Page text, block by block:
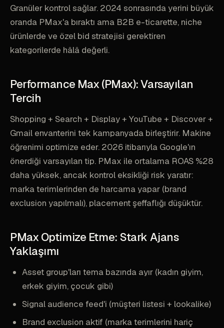
Granüler kontrol sağlar. 2024 sonrasında yerini büyük
oranda PMax'a bıraktı ama B2B e-ticarette, niche
ürünlerde ve özel bid stratejisi gerektiren
kategorilerde hâlâ değerli.
Performance Max (PMax): Varsayılan
Tercih
Shopping + Search + Display + YouTube + Discover +
Gmail envanterini tek kampanyada birleştirir. Makine
öğrenimi optimize eder. 2026 itibarıyla Google'ın
önerdiği varsayılan tip. PMax ile ortalama ROAS %28
daha yüksek, ancak kontrol eksikliği risk yaratır:
marka terimlerinden de harcama yapar (brand
exclusion yapılmalı), placement şeffaflığı düşüktür.
PMax Optimize Etme: Stark Ajans
Yaklaşımı
Asset group'ları tema bazında ayır (kadın giyim,
erkek giyim, çocuk gibi)
Signal audience feed'i (müşteri listesi + lookalike)
Brand exclusion aktif (marka terimlerini hariç